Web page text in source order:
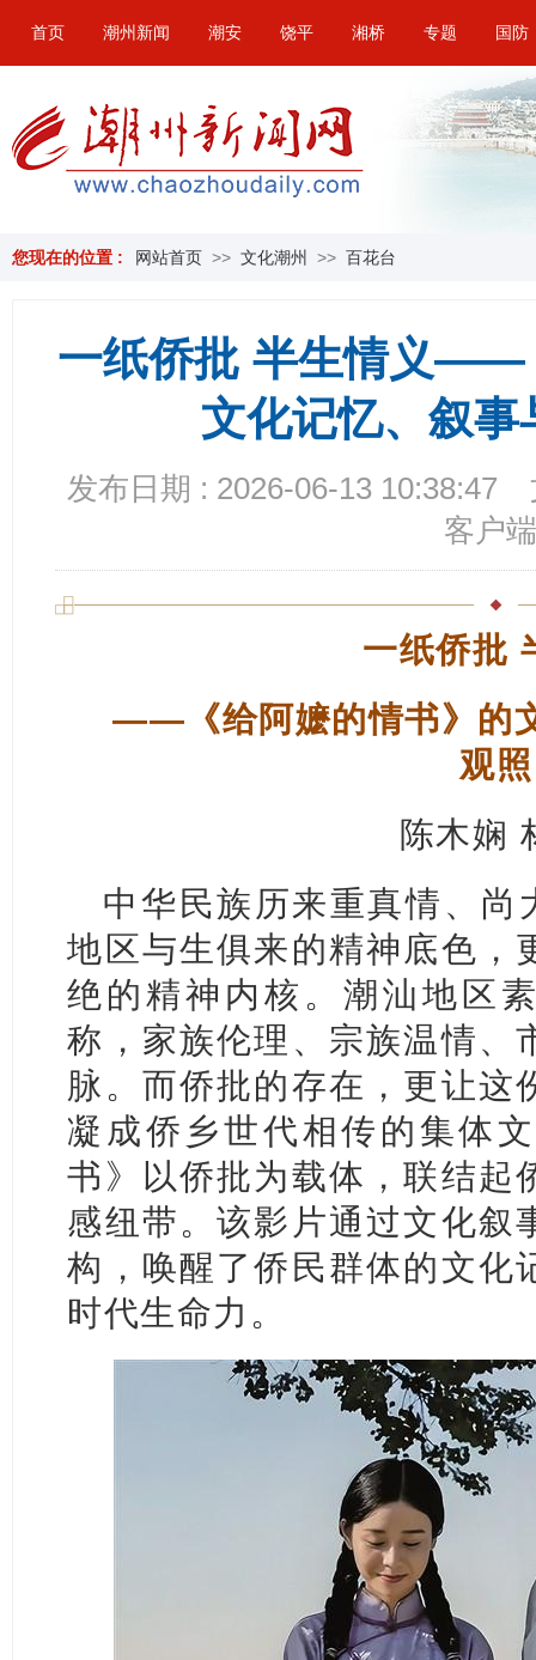
首页 潮州新闻 潮安 饶平 湘桥 专题 国防
您现在的位置 : 网站首页 >> 文化潮州 >> 百花台
一纸侨批 半生情义——
文化记忆、叙事
发布日期 : 2026-06-13 10:38:47
客户端
一纸侨批
——《给阿嬷的情书》的
观照
陈木娴
中华民族历来重真情、尚
地区与生俱来的精神底色，
绝的精神内核。潮汕地区
称，家族伦理、宗族温情、
脉。而侨批的存在，更让这
凝成侨乡世代相传的集体
书》以侨批为载体，联结起
感纽带。该影片通过文化叙
构，唤醒了侨民群体的文化
时代生命力。